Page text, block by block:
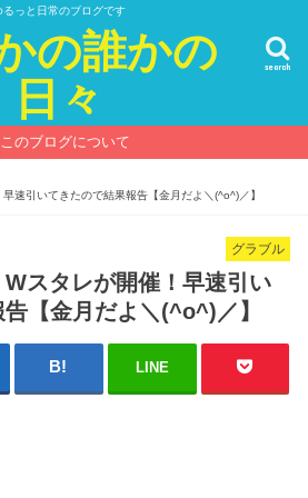
るっと日常のブログです
の誰かの
日々
search
このブログについて
速引いてきたので結果報告【金月だよ＼(^o^)／】
グラブル
Wスタレが開催！早速引い
【金月だよ＼(^o^)／】
LINE